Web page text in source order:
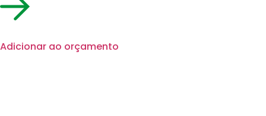
Adicionar ao orçamento